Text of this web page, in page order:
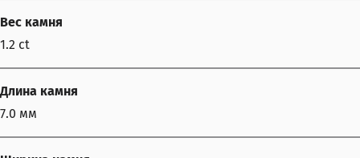
Вес камня
1.2 ct
Длина камня
7.0 мм